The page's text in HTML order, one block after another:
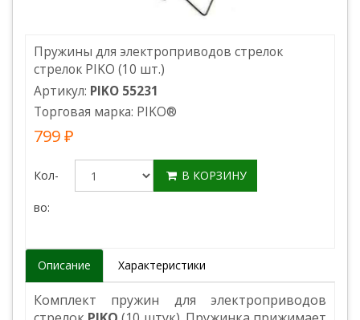
Пружины для электроприводов стрелок
стрелок PIKO (10 шт.)
Артикул: PIKO 55231
Торговая марка: PIKO®
799 ₽
Кол-
во:
В КОРЗИНУ
Описание Характеристики
Комплект пружин для электроприводов